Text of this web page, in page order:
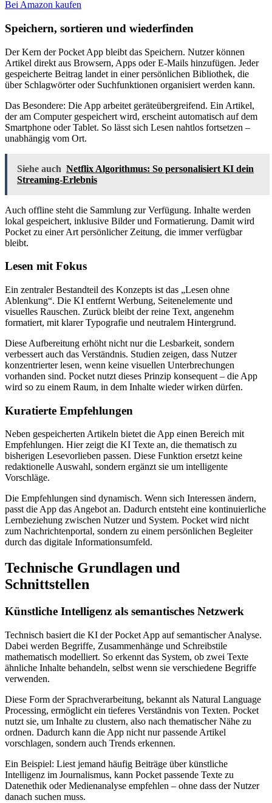
Bei Amazon kaufen
Speichern, sortieren und wiederfinden
Der Kern der Pocket App bleibt das Speichern. Nutzer können
Artikel direkt aus Browsern, Apps oder E-Mails hinzufügen. Jeder
gespeicherte Beitrag landet in einer persönlichen Bibliothek, die
über Schlagwörter oder Suchfunktionen organisiert werden kann.
Das Besondere: Die App arbeitet geräteübergreifend. Ein Artikel,
der am Computer gespeichert wird, erscheint automatisch auf dem
Smartphone oder Tablet. So lässt sich Lesen nahtlos fortsetzen –
unabhängig vom Ort.
Siehe auch Netflix Algorithmus: So personalisiert KI dein
Streaming-Erlebnis
Auch offline steht die Sammlung zur Verfügung. Inhalte werden
lokal gespeichert, inklusive Bilder und Formatierung. Damit wird
Pocket zu einer Art persönlicher Zeitung, die immer verfügbar
bleibt.
Lesen mit Fokus
Ein zentraler Bestandteil des Konzepts ist das „Lesen ohne
Ablenkung“. Die KI entfernt Werbung, Seitenelemente und
visuelles Rauschen. Zurück bleibt der reine Text, angenehm
formatiert, mit klarer Typografie und neutralem Hintergrund.
Diese Aufbereitung erhöht nicht nur die Lesbarkeit, sondern
verbessert auch das Verständnis. Studien zeigen, dass Nutzer
konzentrierter lesen, wenn keine visuellen Unterbrechungen
vorhanden sind. Pocket nutzt dieses Prinzip konsequent – die App
wird so zu einem Raum, in dem Inhalte wieder wirken dürfen.
Kuratierte Empfehlungen
Neben gespeicherten Artikeln bietet die App einen Bereich mit
Empfehlungen. Hier zeigt die KI Texte an, die thematisch zu
bisherigen Lesevorlieben passen. Diese Funktion ersetzt keine
redaktionelle Auswahl, sondern ergänzt sie um intelligente
Vorschläge.
Die Empfehlungen sind dynamisch. Wenn sich Interessen ändern,
passt die App das Angebot an. Dadurch entsteht eine kontinuierliche
Lernbeziehung zwischen Nutzer und System. Pocket wird nicht
zum Nachrichtenportal, sondern zu einem persönlichen Begleiter
durch das digitale Informationsumfeld.
Technische Grundlagen und
Schnittstellen
Künstliche Intelligenz als semantisches Netzwerk
Technisch basiert die KI der Pocket App auf semantischer Analyse.
Dabei werden Begriffe, Zusammenhänge und Schreibstile
mathematisch modelliert. So erkennt das System, ob zwei Texte
ähnliche Inhalte behandeln, selbst wenn sie verschiedene Begriffe
verwenden.
Diese Form der Sprachverarbeitung, bekannt als Natural Language
Processing, ermöglicht ein tieferes Verständnis von Texten. Pocket
nutzt sie, um Inhalte zu clustern, also nach thematischer Nähe zu
ordnen. Dadurch kann die App nicht nur passende Artikel
vorschlagen, sondern auch Trends erkennen.
Ein Beispiel: Liest jemand häufig Beiträge über künstliche
Intelligenz im Journalismus, kann Pocket passende Texte zu
Datenethik oder Medienanalyse empfehlen – ohne dass der Nutzer
danach suchen muss.